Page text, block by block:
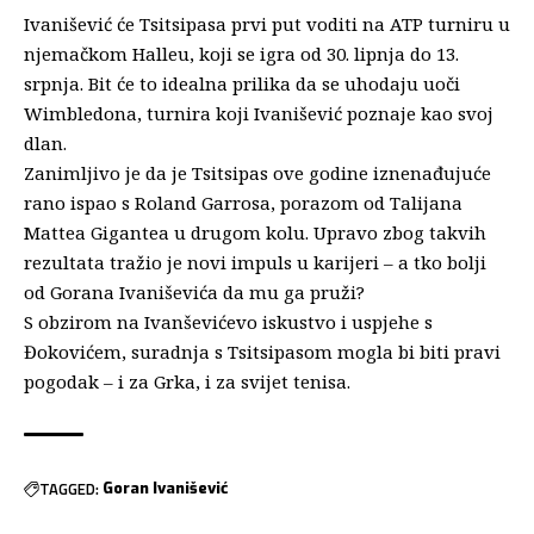
Ivanišević će Tsitsipasa prvi put voditi na ATP turniru u
njemačkom Halleu, koji se igra od 30. lipnja do 13.
srpnja. Bit će to idealna prilika da se uhodaju uoči
Wimbledona, turnira koji Ivanišević poznaje kao svoj
dlan.
Zanimljivo je da je Tsitsipas ove godine iznenađujuće
rano ispao s Roland Garrosa, porazom od Talijana
Mattea Gigantea u drugom kolu. Upravo zbog takvih
rezultata tražio je novi impuls u karijeri – a tko bolji
od Gorana Ivaniševića da mu ga pruži?
S obzirom na Ivanševićevo iskustvo i uspjehe s
Đokovićem, suradnja s Tsitsipasom mogla bi biti pravi
pogodak – i za Grka, i za svijet tenisa.
TAGGED: Goran Ivanišević